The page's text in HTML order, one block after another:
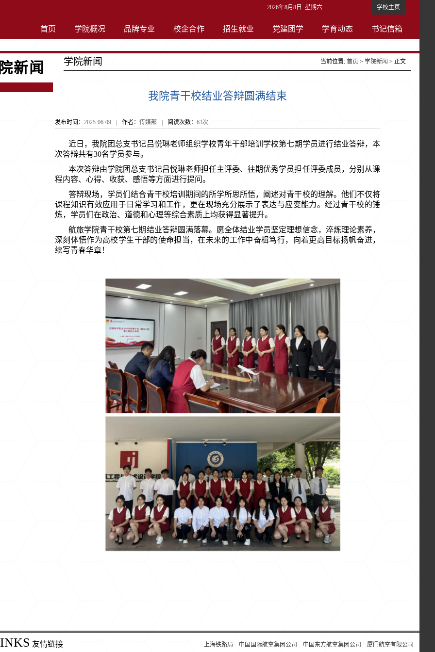
2026年8月8日 星期六 学校主页
首页 学院概况 品牌专业 校企合作 招生就业 党建团学 学育动态 书记信箱
新闻 当前位置: 首页 > 学院新闻 > 正文
学院新闻
我院青干校结业答辩圆满结束
发布时间： 2025-06-09 作者： 传媒部 阅读次数： 63次
近日，我院团总支书记吕悦琳老师组织学校青年干部培训学校第七期学员进行结业答辩，本
次答辩共有30名学员参与。
本次答辩由学院团总支书记吕悦琳老师担任主评委、往期优秀学员担任评委成员，分别从课
程内容、心得、收获、感悟等方面进行提问。
答辩现场，学员们结合青干校培训期间的所学所思所悟，阐述对青干校的理解。他们不仅将
课程知识有效应用于日常学习和工作，更在现场充分展示了表达与应变能力。经过青干校的锤
炼，学员们在政治、道德和心理等综合素质上均获得显著提升。
航旅学院青干校第七期结业答辩圆满落幕。愿全体结业学员坚定理想信念，淬炼理论素养，
深刻体悟作为高校学生干部的使命担当，在未来的工作中奋楫笃行，向着更高目标扬帆奋进，
续写青春华章！
厦门航空有限公司
中国东方航空集团公司
中国国际航空集团公司
上海铁路局
友情链接